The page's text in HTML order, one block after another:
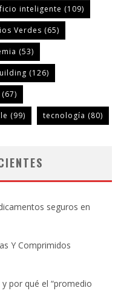
inteligente (109)
Verdes (65)
(53)
(126)
(67)
(99) tecnología (80)
seguros en
Y Comprimidos
por qué el “promedio